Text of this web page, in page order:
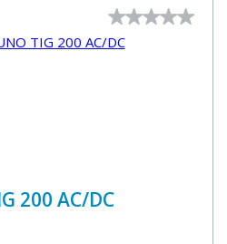
200 AC/DC